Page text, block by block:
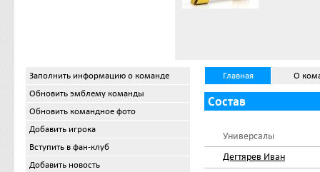
Заполнить информацию о команде
Обновить эмблему команды
Обновить командное фото
Добавить игрока
Вступить в фан-клуб
Добавить новость
Главная О
Состав
Универсалы
Дегтярев Иван